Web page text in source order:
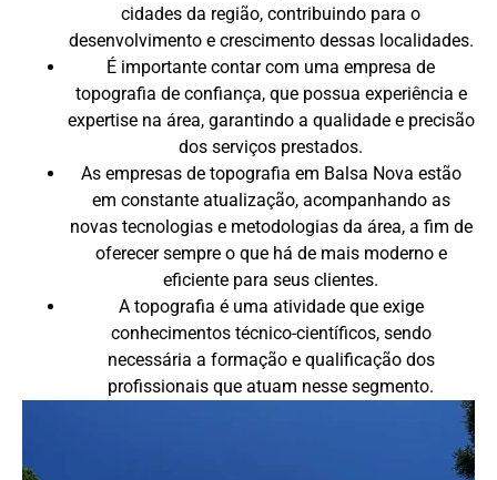
cidades da região, contribuindo para o
desenvolvimento e crescimento dessas localidades.
É importante contar com uma empresa de
topografia de confiança, que possua experiência e
expertise na área, garantindo a qualidade e precisão
dos serviços prestados.
As empresas de topografia em Balsa Nova estão
em constante atualização, acompanhando as
novas tecnologias e metodologias da área, a fim de
oferecer sempre o que há de mais moderno e
eficiente para seus clientes.
A topografia é uma atividade que exige
conhecimentos técnico-científicos, sendo
necessária a formação e qualificação dos
profissionais que atuam nesse segmento.